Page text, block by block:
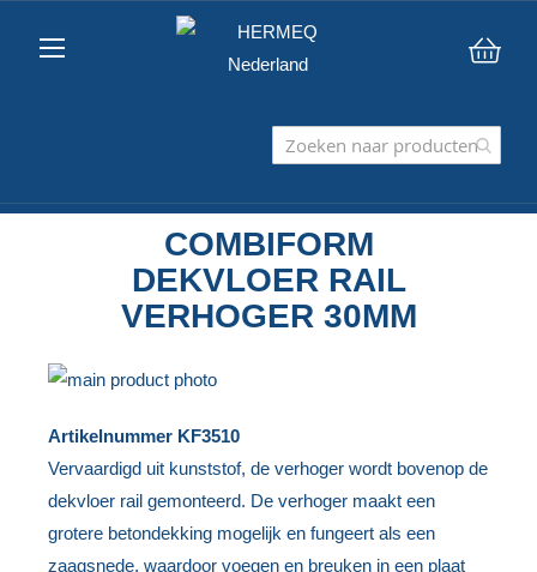
COMBIFORM
DEKVLOER RAIL
VERHOGER 30MM
Ga
het
einde
van
de
naar
het
begin
van
Artikelnummer KF3510
Vervaardigd uit kunststof, de verhoger wordt bovenop de
dekvloer rail gemonteerd. De verhoger maakt een
grotere betondekking mogelijk en fungeert als een
zaagsnede, waardoor voegen en breuken in een plaat